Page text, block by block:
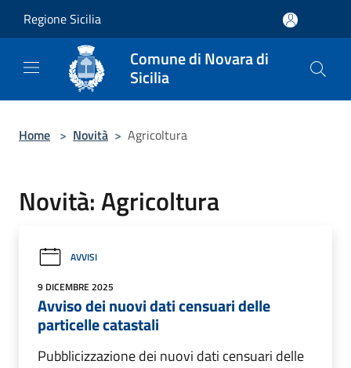
Regione Sicilia
Comune di Novara di
Sicilia
Home > Novità > Agricoltura
Novità: Agricoltura
AVVISI
9 DICEMBRE 2025
Avviso dei nuovi dati censuari delle
particelle catastali
Pubblicizzazione dei nuovi dati censuari delle